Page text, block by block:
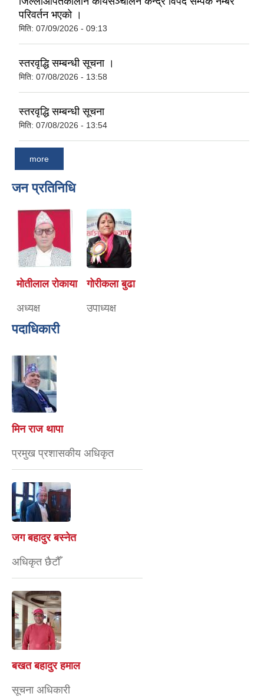
परिवर्तन भएको ।
मिति: 07/09/2026 - 09:13
स्तरवृद्धि सम्बन्धी सूचना ।
मिति: 07/08/2026 - 13:58
स्तरवृद्धि सम्बन्धी सूचना
मिति: 07/08/2026 - 13:54
more
जन प्रतिनिधि
मोतीलाल रोकाया
अध्यक्ष
गोरीकला बुढा
उपाध्यक्ष
पदाधिकारी
मिन राज थापा
प्रमुख प्रशासकीय अधिकृत
जग बहादुर बस्नेत
अधिकृत छैटौँ
बखत बहादुर हमाल
सूचना अधिकारी